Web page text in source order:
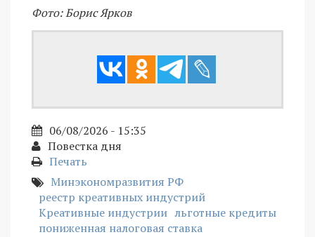
Фото: Борис Ярков
06/08/2026 - 15:35
Повестка дня
Печать
Минэкономразвития РФ
реестр креативных индустрий
Креативные индустрии льготные кредиты
пониженная налоговая ставка